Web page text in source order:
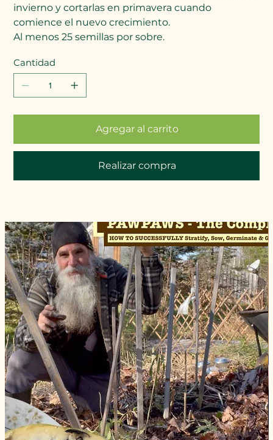
invierno y cortarlas en primavera cuando
comience el nuevo crecimiento.
Al menos 25 semillas por sobre.
Cantidad
Agregar al carrito
Realizar compra